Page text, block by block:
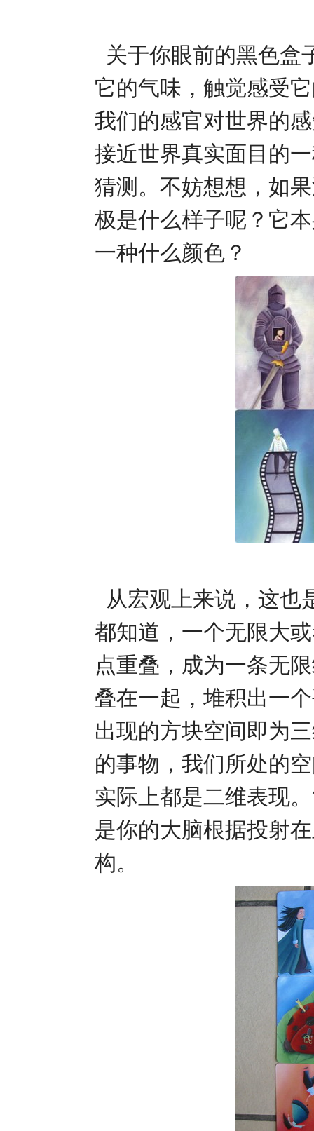
关于你眼前的黑色盒
它的气味，触觉感受
我们的感官对世界的
接近世界真实面目的
猜测。不妨想想，如
极是什么样子呢？它
一种什么颜色？
从宏观上来说，这也
都知道，一个无限大
点重叠，成为一条无
叠在一起，堆积出一
出现的方块空间即为
的事物，我们所处的
实际上都是二维表现
是你的大脑根据投射
构。